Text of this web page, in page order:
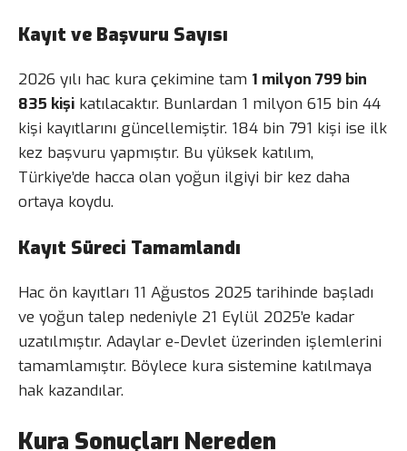
Kayıt ve Başvuru Sayısı
2026 yılı hac kura çekimine tam 1 milyon 799 bin
835 kişi katılacaktır. Bunlardan 1 milyon 615 bin 44
kişi kayıtlarını güncellemiştir. 184 bin 791 kişi ise ilk
kez başvuru yapmıştır. Bu yüksek katılım,
Türkiye’de hacca olan yoğun ilgiyi bir kez daha
ortaya koydu.
Kayıt Süreci Tamamlandı
Hac ön kayıtları 11 Ağustos 2025 tarihinde başladı
ve yoğun talep nedeniyle 21 Eylül 2025’e kadar
uzatılmıştır. Adaylar e-Devlet üzerinden işlemlerini
tamamlamıştır. Böylece kura sistemine katılmaya
hak kazandılar.
Kura Sonuçları Nereden